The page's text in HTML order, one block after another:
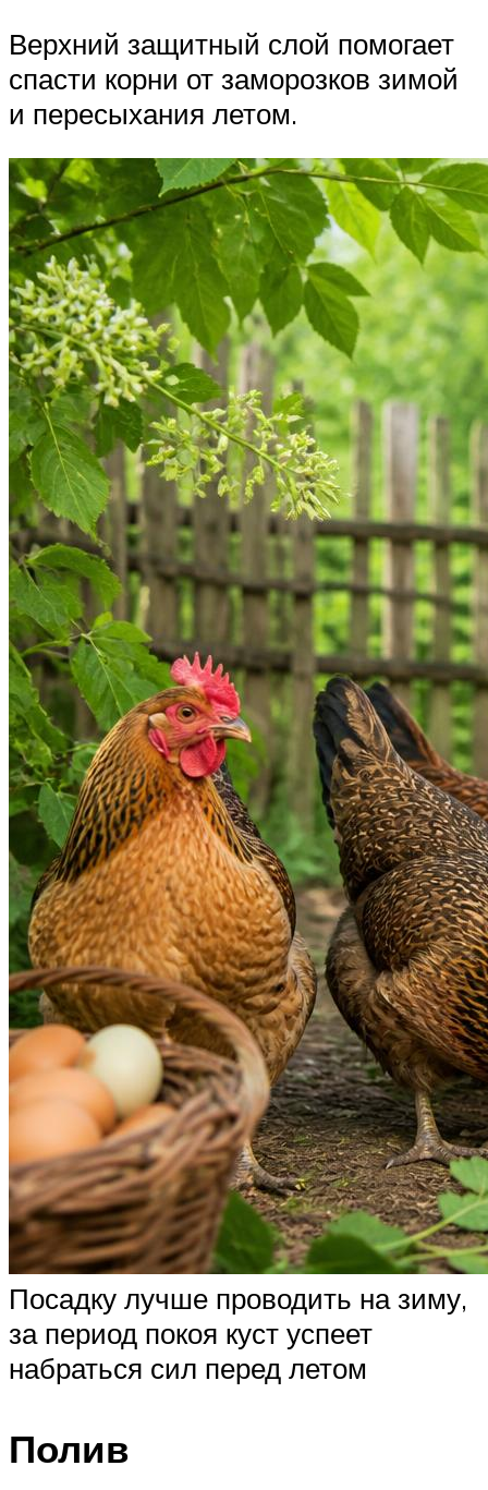
Верхний защитный слой помогает
спасти корни от заморозков зимой
и пересыхания летом.
Посадку лучше проводить на зиму,
за период покоя куст успеет
набраться сил перед летом
Полив